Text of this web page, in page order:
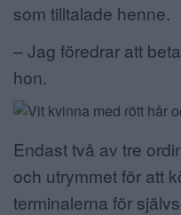
som tilltalade henne.
– Jag föredrar att
hon.
Endast två av tre
och utrymmet för att
terminalerna för